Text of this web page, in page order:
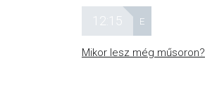
12:15 E
Mikor lesz még műsoron?